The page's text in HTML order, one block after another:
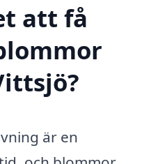
att få
är en